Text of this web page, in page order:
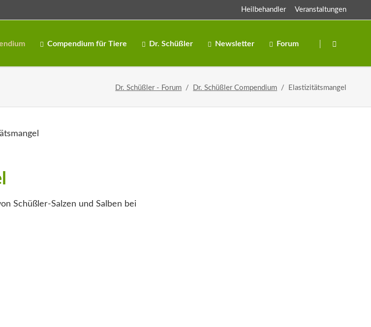
Heilbehandler Veranstaltungen
überspringen
Compendium für Tiere Dr. Schüßler
Salben
Newsletter Forum
Dr. Schüßler - Forum Dr. Schüßler Compendium Elastizitätsmangel
Schüßler-Salzen und Salben bei